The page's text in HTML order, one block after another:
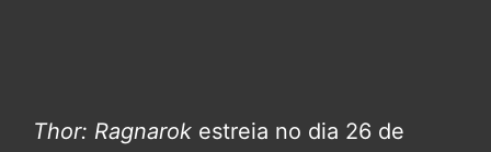
Thor: Ragnarok estreia no dia 26 de